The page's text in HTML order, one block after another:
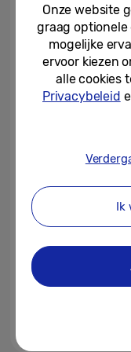
Onze website
graag optionele
mogelijke
ervoor kiezen
alle cookies
Privacybeleid
Ik